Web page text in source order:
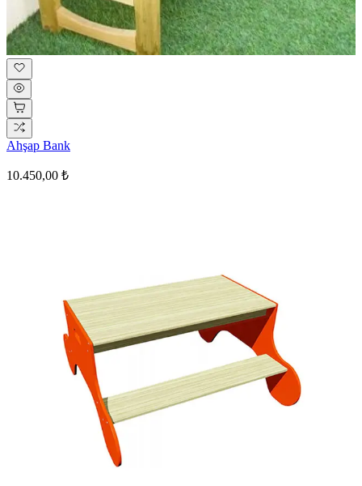
Ahşap Bank
10.450,00 ₺